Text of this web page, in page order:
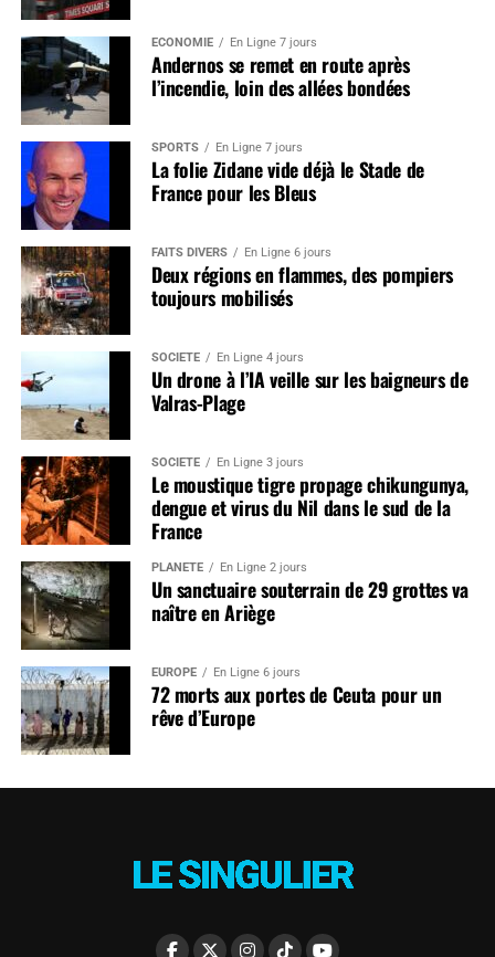
ÉCONOMIE En Ligne 7 jours
Andernos se remet en route après
l’incendie, loin des allées bondées
SPORTS En Ligne 7 jours
La folie Zidane vide déjà le Stade de
France pour les Bleus
FAITS DIVERS En Ligne 6 jours
Deux régions en flammes, des pompiers
toujours mobilisés
SOCIÉTÉ En Ligne 4 jours
Un drone à l’IA veille sur les baigneurs de
Valras-Plage
SOCIÉTÉ En Ligne 3 jours
Le moustique tigre propage chikungunya,
dengue et virus du Nil dans le sud de la
France
PLANÈTE En Ligne 2 jours
Un sanctuaire souterrain de 29 grottes va
naître en Ariège
EUROPE En Ligne 6 jours
72 morts aux portes de Ceuta pour un
rêve d’Europe